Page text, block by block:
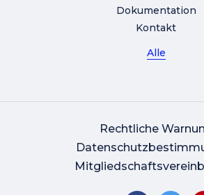
Dokumentation
Kontakt
Alle
Rechtliche